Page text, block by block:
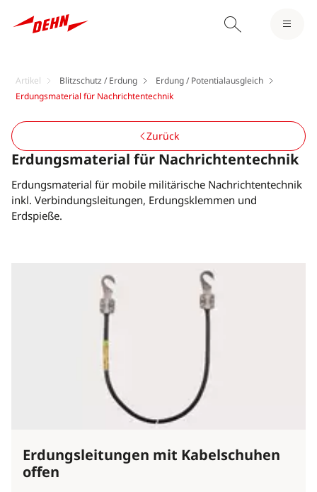
Artikel Blitzschutz / Erdung
Erdung / Potentialausgleich
Erdungsmaterial für Nachrichtentechnik
Erdungsmaterial für Nachrichtentechnik
Erdungsmaterial für mobile militärische Nachrichtentechnik
inkl. Verbindungsleitungen, Erdungsklemmen und
Erdspieße.
Zurück
Erdungsleitungen mit Kabelschuhen
offen